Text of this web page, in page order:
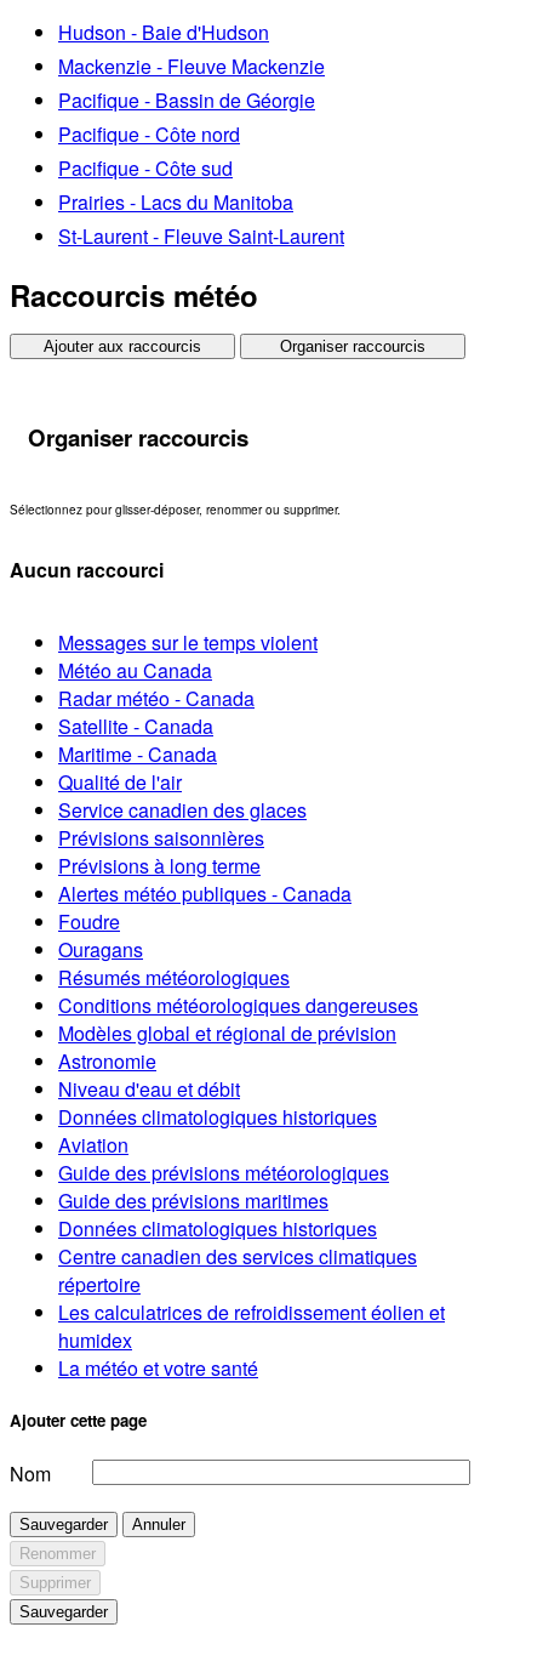
Hudson - Baie d'Hudson
Mackenzie - Fleuve Mackenzie
Pacifique - Bassin de Géorgie
Pacifique - Côte nord
Pacifique - Côte sud
Prairies - Lacs du Manitoba
St-Laurent - Fleuve Saint-Laurent
Raccourcis météo
Ajouter aux raccourcis Organiser raccourcis
Organiser raccourcis
Sélectionnez pour glisser-déposer, renommer ou supprimer.
Aucun raccourci
Messages sur le temps violent
Météo au Canada
Radar météo - Canada
Satellite - Canada
Maritime - Canada
Qualité de l'air
Service canadien des glaces
Prévisions saisonnières
Prévisions à long terme
Alertes météo publiques - Canada
Foudre
Ouragans
Résumés météorologiques
Conditions météorologiques dangereuses
Modèles global et régional de prévision
Astronomie
Niveau d'eau et débit
Données climatologiques historiques
Aviation
Guide des prévisions météorologiques
Guide des prévisions maritimes
Données climatologiques historiques
Centre canadien des services climatiques
répertoire
Les calculatrices de refroidissement éolien et
humidex
La météo et votre santé
Ajouter cette page
Nom
Sauvegarder
Annuler
Renommer
Supprimer
Sauvegarder